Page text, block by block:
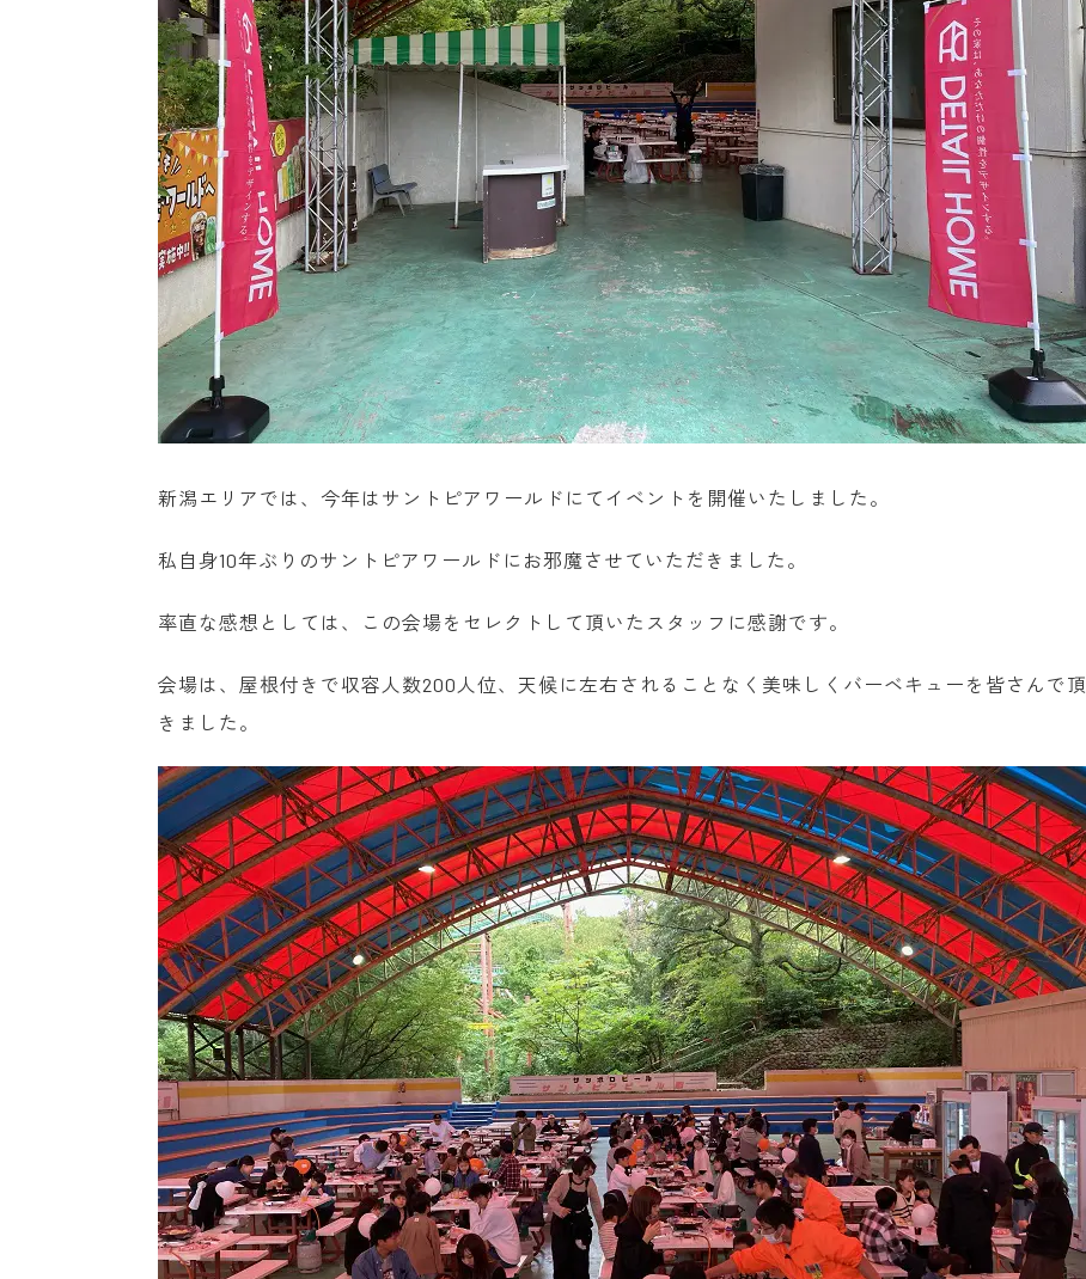
新潟エリアでは、今年はサントピアワールドにてイベントを開催いたしました。
私自身10年ぶりのサントピアワールドにお邪魔させていただきました。
率直な感想としては、この会場をセレクトして頂いたスタッフに感謝です。
会場は、屋根付きで収容人数200人位、天候に左右されることなく美味しくバーベキューを皆さんで頂
きました。